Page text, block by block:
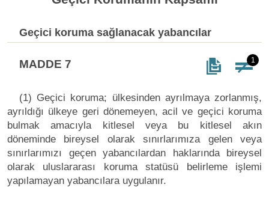
Geçici koruma sağlanacak yabancılar
MADDE 7 1
(1) Geçici koruma; ülkesinden ayrılmaya zorlanmış,
ayrıldığı ülkeye geri dönemeyen, acil ve geçici koruma
bulmak amacıyla kitlesel veya bu kitlesel akın
döneminde bireysel olarak sınırlarımıza gelen veya
sınırlarımızı geçen yabancılardan haklarında bireysel
olarak uluslararası koruma statüsü belirleme işlemi
yapılamayan yabancılara uygulanır.